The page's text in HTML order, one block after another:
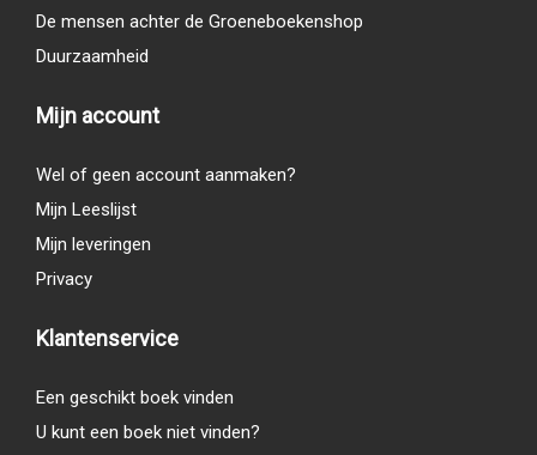
De mensen achter de Groeneboekenshop
Duurzaamheid
Mijn account
Wel of geen account aanmaken?
Mijn Leeslijst
Mijn leveringen
Privacy
Klantenservice
Een geschikt boek vinden
U kunt een boek niet vinden?